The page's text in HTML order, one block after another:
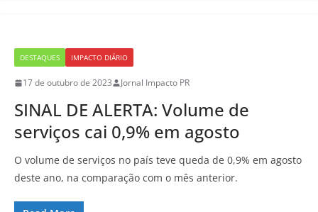
DESTAQUES IMPACTO DIÁRIO
17 de outubro de 2023 Jornal Impacto PR
SINAL DE ALERTA: Volume de
serviços cai 0,9% em agosto
O volume de serviços no país teve queda de 0,9% em agosto
deste ano, na comparação com o mês anterior.